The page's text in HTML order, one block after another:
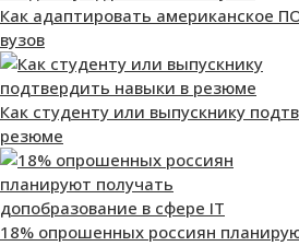
Как адаптировать американское
вузов
Как студенту или выпускнику
резюме
18% опрошенных россиян